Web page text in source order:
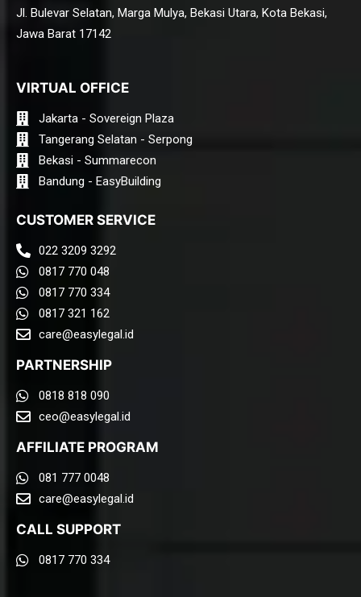
Jl. Bulevar Selatan, Marga Mulya, Bekasi Utara, Kota Bekasi,
Jawa Barat 17142
VIRTUAL OFFICE
Jakarta - Sovereign Plaza
Tangerang Selatan - Serpong
Bekasi - Summarecon
Bandung - EasyBuilding
CUSTOMER SERVICE
022 3209 3292
0817 770 048
0817 770 334
0817 321 162
care@easylegal.id​
PARTNERSHIP
0818 818 090
ceo@easylegal.id
AFFILIATE PROGRAM
081 777 0048
care@easylegal.id​
CALL SUPPORT
0817 770 334